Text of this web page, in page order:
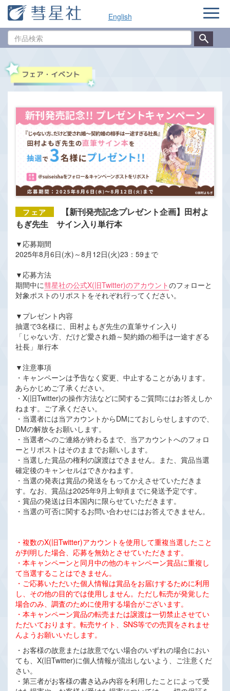
English
品
ナ
ゲ
【新刊発売記念プレゼント企画】田村よ
もぎ先生 サイン入り単行本
▼応募期間
2025年8月6日(水)～8月12日(火)23：59まで
▼応募方法
期間中に彗星社の公式X(旧Twitter)のアカウントのフォローと
対象ポストのリポストをそれぞれ行ってください。
▼プレゼント内容
抽選で3名様に、田村よもぎ先生の直筆サイン入り
「じゃない方、だけど愛され婚～契約婚の相手は一途すぎる
社長」単行本
▼注意事項
・キャンペーンは予告なく変更、中止することがあります。
あらかじめご了承ください。
・X(旧Twitter)の操作方法などに関するご質問にはお答えしか
ねます。ご了承ください。
・当選者には当アカウントからDMにておしらせしますので、
DMの解放をお願いします。
・当選者へのご連絡が終わるまで、当アカウントへのフォロ
ーとリポストはそのままでお願いします。
・当選した賞品の権利の譲渡はできません。また、賞品当選
確定後のキャンセルはできかねます。
・当選の発表は賞品の発送をもってかえさせていただきま
す。なお、賞品は2025年9月上旬頃までに発送予定です。
・賞品の発送は日本国内に限らせていただきます。
・当選の可否に関するお問い合わせにはお答えできません。
・複数のX(旧Twitter)アカウントを使用して重複当選したこと
が判明した場合、応募を無効とさせていただきます。
・本キャンペーンと同月中の他のキャンペーン賞品に重複し
て当選することはできません。
・ご応募いただいた個人情報は賞品をお届けするために利用
し、その他の目的では使用しません。ただし転売が発覚した
場合のみ、調査のために使用する場合がございます。
・本キャンペーン賞品の転売または譲渡は一切禁止させてい
ただいております。転売サイト、SNS等での売買をされませ
んようお願いいたします。
・お客様の故意または故意でない場合のいずれの場合におい
ても、X(旧Twitter)に個人情報が流出しないよう、ご注意くだ
さい。
・第三者がお客様の書き込み内容を利用したことによって受